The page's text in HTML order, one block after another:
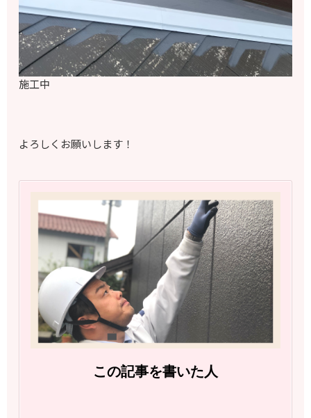
施工中
よろしくお願いします！
この記事を書いた人